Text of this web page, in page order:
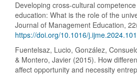
Developing cross-cultural
education: What is the role of the
Journal of Management Education,
https://doi.org/10.1016/
Fuentelsaz, Lucio, González,
& Montero, Javier (2015). How
affect opportunity and necessity